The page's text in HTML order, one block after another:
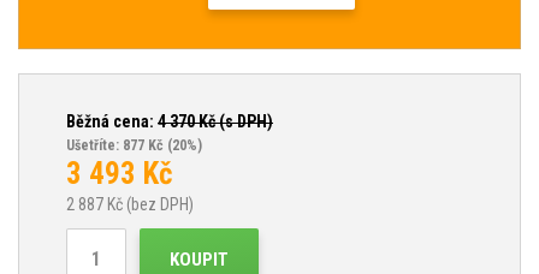
Běžná cena: 4 370Kč (s DPH)
Ušetříte: 877 Kč (20%)
3 493 Kč
2 887 Kč (bez DPH)
KOUPIT